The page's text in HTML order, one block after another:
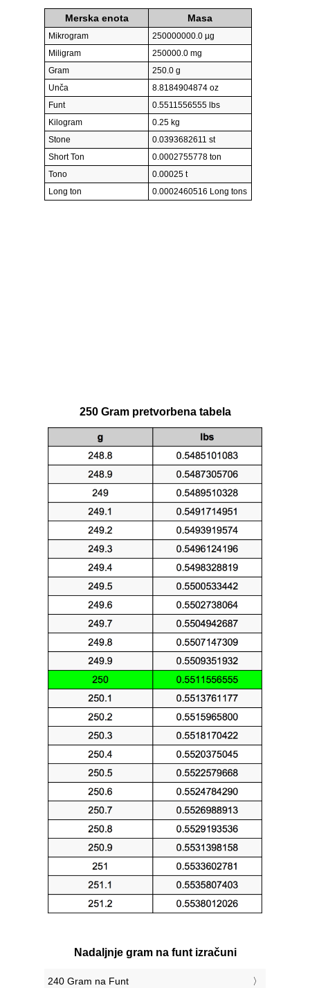
Merska enota Masa
Mikrogram
250000000.0 µg
Miligram
250000.0 mg
Gram
250.0 g
Unča
8.8184904874 oz
Funt
0.5511556555 lbs
Kilogram
0.25 kg
Stone
0.0393682611 st
Short Ton
0.0002755778 ton
Tono
0.00025 t
Long ton
0.0002460516 Long tons
250 Gram pretvorbena tabela
Nadaljnje gram na funt izračuni
240 Gram na Funt